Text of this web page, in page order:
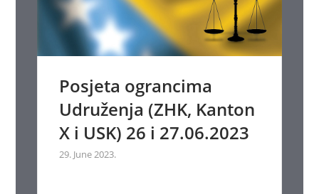
Posjeta ograncima
Udruženja (ZHK, Kanton
X i USK) 26 i 27.06.2023
29. June 2023.